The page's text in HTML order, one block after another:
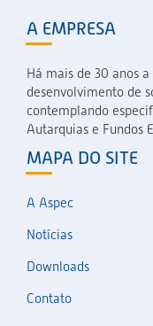
A EMPRESA
Há mais de 30 anos
desenvolvimento de
contemplando
Autarquias e Fundos
MAPA DO SITE
A Aspec
Notícias
Downloads
Contato